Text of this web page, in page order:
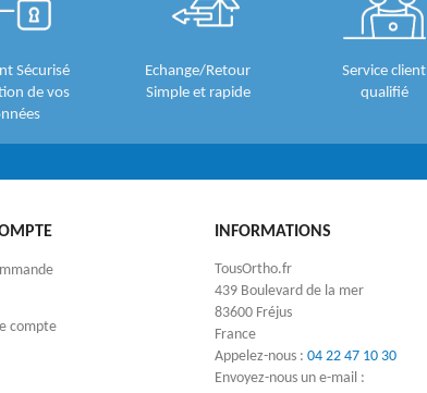
Sécurisé
de vos
Echange/Retour
Simple et rapide
Service client
qualifié
compte
INFORMATIONS
TousOrtho.fr
439 Boulevard de la mer
83600 Fréjus
France
Appelez-nous : 04 22 47 10 30
Envoyez-nous un e-mail :